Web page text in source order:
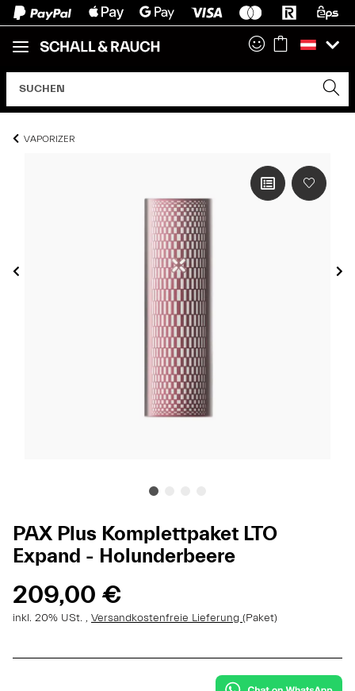
VAPORIZER
PAX Plus Komplettpaket LTO
Expand - Holunderbeere
209,00 €
inkl. 20% USt. , Versandkostenfreie Lieferung (Paket)